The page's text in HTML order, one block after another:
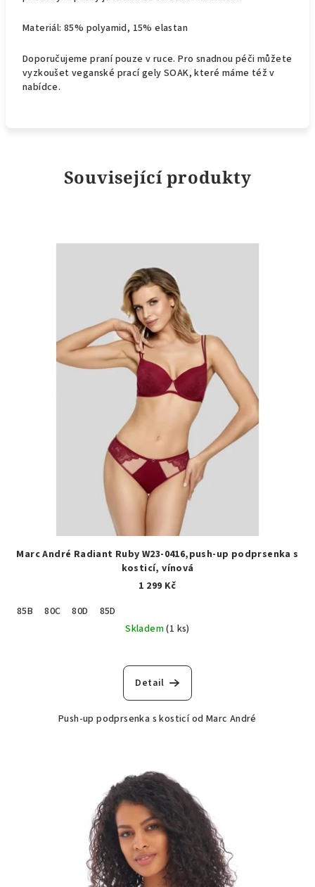
Materiál: 85% polyamid, 15% elastan
Doporučujeme praní pouze v ruce. Pro snadnou péči můžete
vyzkoušet veganské prací gely SOAK, které máme též v
nabídce.
Související produkty
Marc André Radiant Ruby W23-0416,push-up podprsenka s
kosticí, vínová
1 299 Kč
85B
80C 80D
85D
Skladem(1 ks)
Detail
Push-up podprsenka s kosticí od Marc André